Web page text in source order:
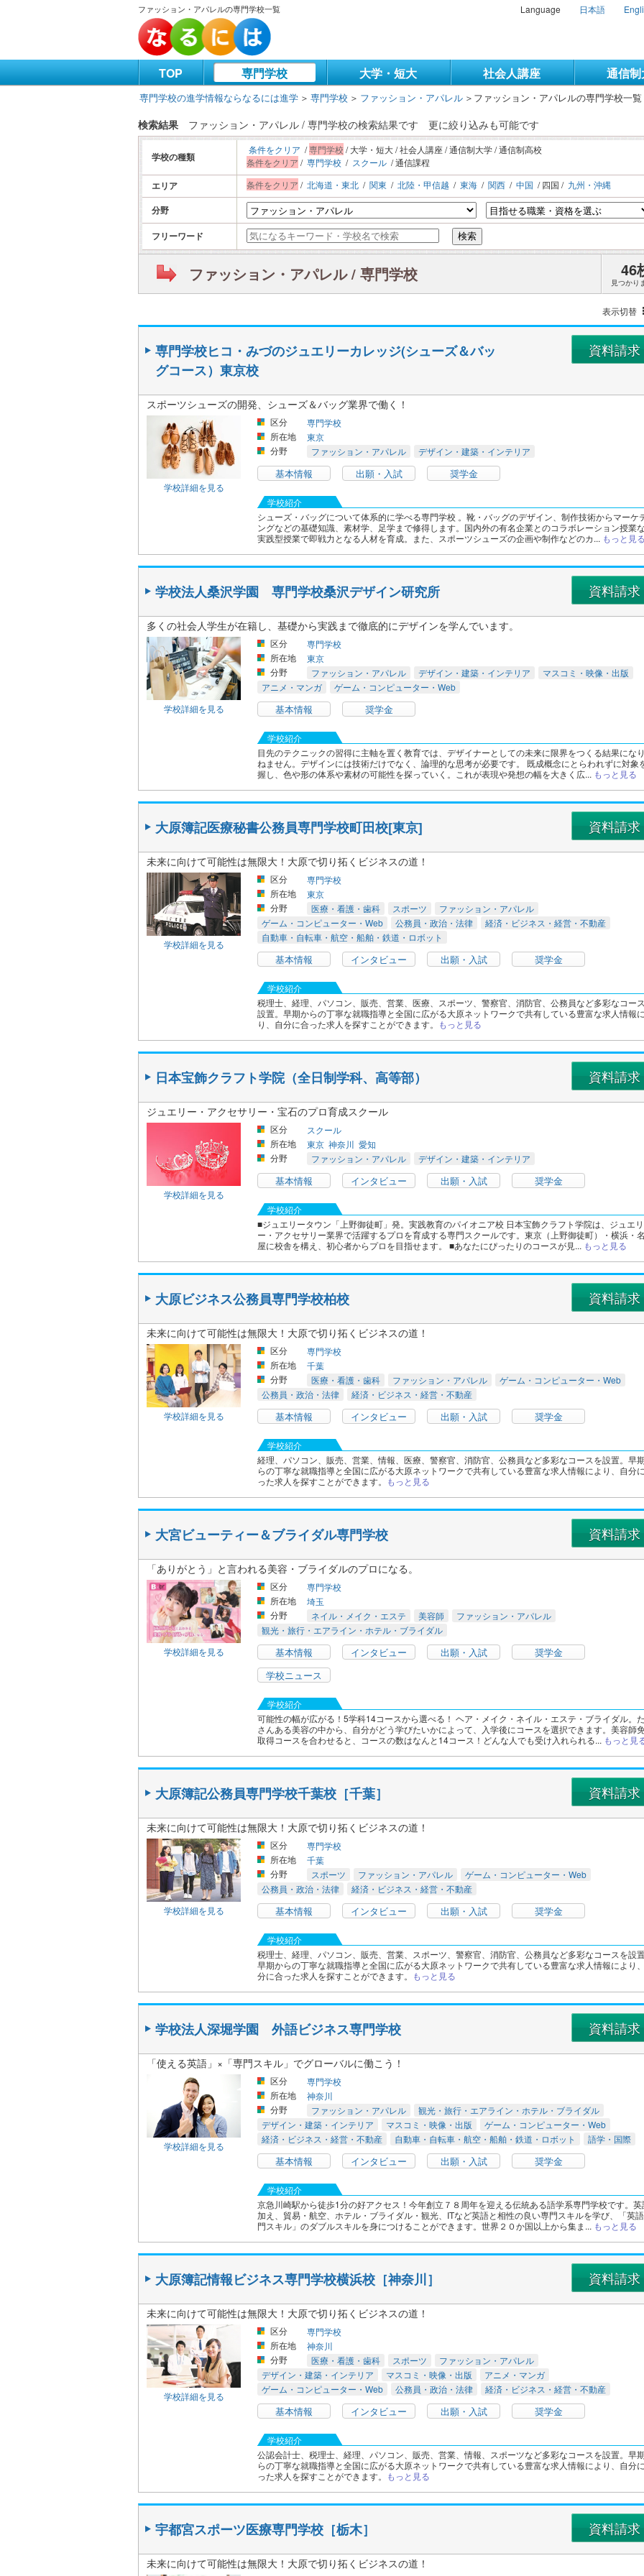
ファッション・アパレルの専門学校一覧 Language 日本語
TOP 専門学校 大学・短大 社会人講座 通信
専門学校の進学情報ならなるには進学 ＞ 専門学校 ＞ ファッション・アパレル ＞ ファッション・アパレルの専門学校一覧
検索結果 ファッション・アパレル / 専門学校の検索結果です 更に絞り込みも可能です
学校の種類
条件をクリア /専門学校 / 大学・短大 / 社会人講座 / 通信制大学 / 通信制高校
条件をクリア / 専門学校 / スクール / 通信課程
エリア 条件をクリア / 北海道・東北 / 関東 / 北陸・甲信越 / 東海 / 関西 / 中国 / 四国 / 九州・沖縄
分野
フリーワード
検索
ファッション・アパレル / 専門学校 46
見つかり
表示切替
専門学校ヒコ・みづのジュエリーカレッジ(シューズ＆バッ
グコース）東京校
資料請求
スポーツシューズの開発、シューズ＆バッグ業界で働く！
学校詳細を見る
区分
専門学校
所在地
東京
分野
ファッション・アパレル デザイン・建築・インテリア
基本情報 出願・入試 奨学金
学校紹介
シューズ・バッグについて体系的に学べる専門学校 。靴・バッグのデザイン、制作技術からマーケ
ングなどの基礎知識、素材学、足学まで修得します。国内外の有名企業とのコラボレーション授業
実践型授業で即戦力となる人材を育成。また、スポーツシューズの企画や制作などのカ... もっと見る
学校法人桑沢学園 専門学校桑沢デザイン研究所 資料請求
多くの社会人学生が在籍し、基礎から実践まで徹底的にデザインを学んでいます。
学校詳細を見る
区分
専門学校
所在地
東京
分野
ファッション・アパレル デザイン・建築・インテリア
マスコミ・映像・出版
アニメ・マンガ
ゲーム・コンピューター・Web
基本情報 奨学金
学校紹介
目先のテクニックの習得に主軸を置く教育では、デザイナーとしての未来に限界をつくる結果にな
ねません。デザインには技術だけでなく、論理的な思考が必要です。 既成概念にとらわれずに対象
握し、色や形の体系や素材の可能性を探っていく。これが表現や発想の幅を大きく広... もっと見る
大原簿記医療秘書公務員専門学校町田校[東京] 資料請求
未来に向けて可能性は無限大！大原で切り拓くビジネスの道！
学校詳細を見る
区分
専門学校
所在地
東京
分野
医療・看護・歯科 スポーツ
ファッション・アパレル
ゲーム・コンピューター・Web
公務員・政治・法律
経済・ビジネス・経営・不動産
自動車・自転車・航空・船舶・鉄道・ロボット
基本情報 インタビュー 出願・入試 奨学金
学校紹介
税理士、経理、パソコン、販売、営業、医療、スポーツ、警察官、消防官、公務員など多彩なコー
設置。早期からの丁寧な就職指導と全国に広がる大原ネットワークで共有している豊富な求人情報
り、自分に合った求人を探すことができます。
もっと見る
日本宝飾クラフト学院（全日制学科、高等部） 資料請求
ジュエリー・アクセサリー・宝石のプロ育成スクール
学校詳細を見る
区分
スクール
所在地
東京 神奈川 愛知
分野
ファッション・アパレル デザイン・建築・インテリア
基本情報 インタビュー 出願・入試 奨学金
学校紹介
■ジュエリータウン「上野御徒町」発。実践教育のパイオニア校 日本宝飾クラフト学院は、ジュエリ
ー・アクセサリー業界で活躍するプロを育成する専門スクールです。東京（上野御徒町）・横浜・
屋に校舎を構え、初心者からプロを目指せます。 ■あなたにぴったりのコースが見... もっと見る
大原ビジネス公務員専門学校柏校 資料請求
未来に向けて可能性は無限大！大原で切り拓くビジネスの道！
学校詳細を見る
区分
専門学校
所在地
千葉
分野
医療・看護・歯科 ファッション・アパレル
ゲーム・コンピューター・Web
公務員・政治・法律
経済・ビジネス・経営・不動産
基本情報 インタビュー 出願・入試 奨学金
学校紹介
経理、パソコン、販売、営業、情報、医療、警察官、消防官、公務員など多彩なコースを設置。早
らの丁寧な就職指導と全国に広がる大原ネットワークで共有している豊富な求人情報により、自分
った求人を探すことができます。
もっと見る
大宮ビューティー＆ブライダル専門学校 資料請求
「ありがとう」と言われる美容・ブライダルのプロになる。
学校詳細を見る
区分
専門学校
所在地
埼玉
分野
ネイル・メイク・エステ 美容師
ファッション・アパレル
観光・旅行・エアライン・ホテル・ブライダル
基本情報 インタビュー 出願・入試
奨学金
学校ニュース
学校紹介
可能性の幅が広がる！5学科14コースから選べる！ ヘア・メイク・ネイル・エステ・ブライダル。
さんある美容の中から、自分がどう学びたいかによって、入学後にコースを選択できます。美容師
取得コースを合わせると、コースの数はなんと14コース！どんな人でも受け入れられる... もっと見
大原簿記公務員専門学校千葉校［千葉］ 資料請求
未来に向けて可能性は無限大！大原で切り拓くビジネスの道！
学校詳細を見る
区分
専門学校
所在地
千葉
分野
スポーツ ファッション・アパレル
ゲーム・コンピューター・Web
公務員・政治・法律
経済・ビジネス・経営・不動産
基本情報 インタビュー 出願・入試 奨学金
学校紹介
税理士、経理、パソコン、販売、営業、スポーツ、警察官、消防官、公務員など多彩なコースを設置
早期からの丁寧な就職指導と全国に広がる大原ネットワークで共有している豊富な求人情報により
分に合った求人を探すことができます。
もっと見る
学校法人深堀学園 外語ビジネス専門学校 資料請求
「使える英語」×「専門スキル」でグローバルに働こう！
学校詳細を見る
区分
専門学校
所在地
神奈川
分野
ファッション・アパレル
観光・旅行・エアライン・ホテル・ブライダル
デザイン・建築・インテリア
マスコミ・映像・出版
ゲーム・コンピューター・Web
経済・ビジネス・経営・不動産
自動車・自転車・航空・船舶・鉄道・ロボット 語学・国際
基本情報 インタビュー 出願・入試 奨学金
学校紹介
京急川崎駅から徒歩1分の好アクセス！今年創立７８周年を迎える伝統ある語学系専門学校です。英
加え、貿易・航空、ホテル・ブライダル・観光、ITなど英語と相性の良い専門スキルを学び、「英
門スキル」のダブルスキルを身につけることができます。世界２０か国以上から集ま... もっと見る
大原簿記情報ビジネス専門学校横浜校［神奈川］ 資料請求
未来に向けて可能性は無限大！大原で切り拓くビジネスの道！
学校詳細を見る
区分
専門学校
所在地
神奈川
分野
医療・看護・歯科 スポーツ
ファッション・アパレル
デザイン・建築・インテリア
マスコミ・映像・出版
アニメ・マンガ
ゲーム・コンピューター・Web
公務員・政治・法律 経済・ビジネス・経営・不動産
基本情報 インタビュー 出願・入試 奨学金
学校紹介
公認会計士、税理士、経理、パソコン、販売、営業、情報、スポーツなど多彩なコースを設置。早
らの丁寧な就職指導と全国に広がる大原ネットワークで共有している豊富な求人情報により、自分
った求人を探すことができます。
もっと見る
宇都宮スポーツ医療専門学校［栃木］ 資料請求
未来に向けて可能性は無限大！大原で切り拓くビジネスの道！